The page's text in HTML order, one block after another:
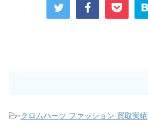
-クロムハーツ ファッション 買取実績